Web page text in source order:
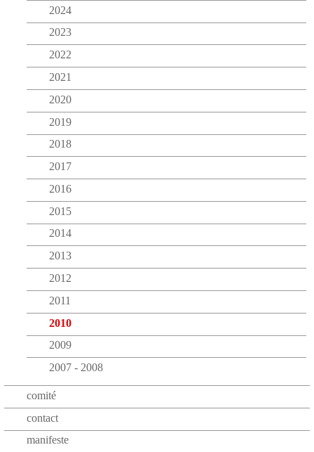
2024
2023
2022
2021
2020
2019
2018
2017
2016
2015
2014
2013
2012
2011
2010
2009
2007 - 2008
comité
contact
manifeste